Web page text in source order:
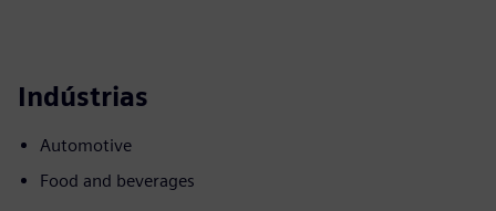
Indústrias
Automotive
Food and beverages